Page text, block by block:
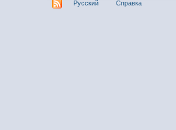
Русский Справка